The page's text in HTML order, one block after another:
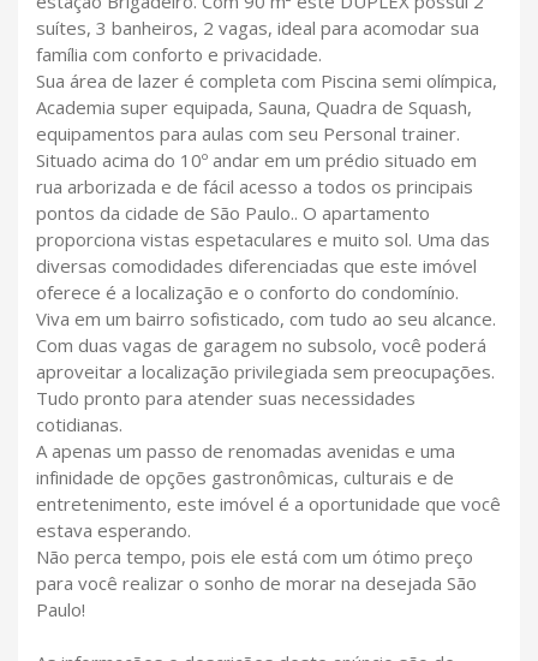
suítes, 3 banheiros, 2 vagas, ideal para acomodar sua
família com conforto e privacidade.
Sua área de lazer é completa com Piscina semi olímpica,
Academia super equipada, Sauna, Quadra de Squash,
equipamentos para aulas com seu Personal trainer.
Situado acima do 10º andar em um prédio situado em
rua arborizada e de fácil acesso a todos os principais
pontos da cidade de São Paulo.. O apartamento
proporciona vistas espetaculares e muito sol. Uma das
diversas comodidades diferenciadas que este imóvel
oferece é a localização e o conforto do condomínio.
Viva em um bairro sofisticado, com tudo ao seu alcance.
Com duas vagas de garagem no subsolo, você poderá
aproveitar a localização privilegiada sem preocupações.
Tudo pronto para atender suas necessidades
cotidianas.
A apenas um passo de renomadas avenidas e uma
infinidade de opções gastronômicas, culturais e de
entretenimento, este imóvel é a oportunidade que você
estava esperando.
Não perca tempo, pois ele está com um ótimo preço
para você realizar o sonho de morar na desejada São
Paulo!